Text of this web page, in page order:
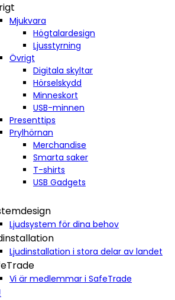
Mjukvara
Högtalardesign
Ljusstyrning
Övrigt
Digitala skyltar
Hörselskydd
Minneskort
USB-minnen
Presenttips
Prylhörnan
Merchandise
Smarta saker
T-shirts
USB Gadgets
Ljudsystem för dina behov
Ljudinstallation i stora delar av landet
Vi är medlemmar i SafeTrade